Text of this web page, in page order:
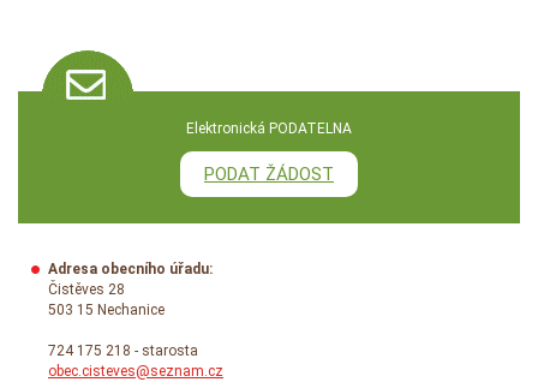
Elektronická PODATELNA
PODAT ŽÁDOST
Adresa obecního úřadu:
Čistěves 28
503 15 Nechanice
724 175 218 - starosta
obec.cisteves@seznam.cz